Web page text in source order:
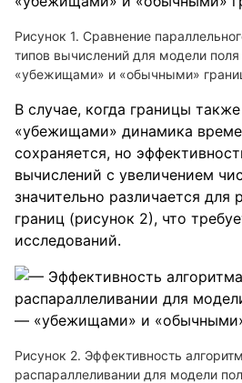
Рисунок 1. Сравнение
типов вычислений для модели
«убежищами» и «обычными»
В случае, когда границы
«убежищами» динамика
сохраняется, но
вычислений с увеличением
значительно различается для
границ (рисунок 2), что
исследований.
Рисунок 2. Эффективность
распараллеливании для модели